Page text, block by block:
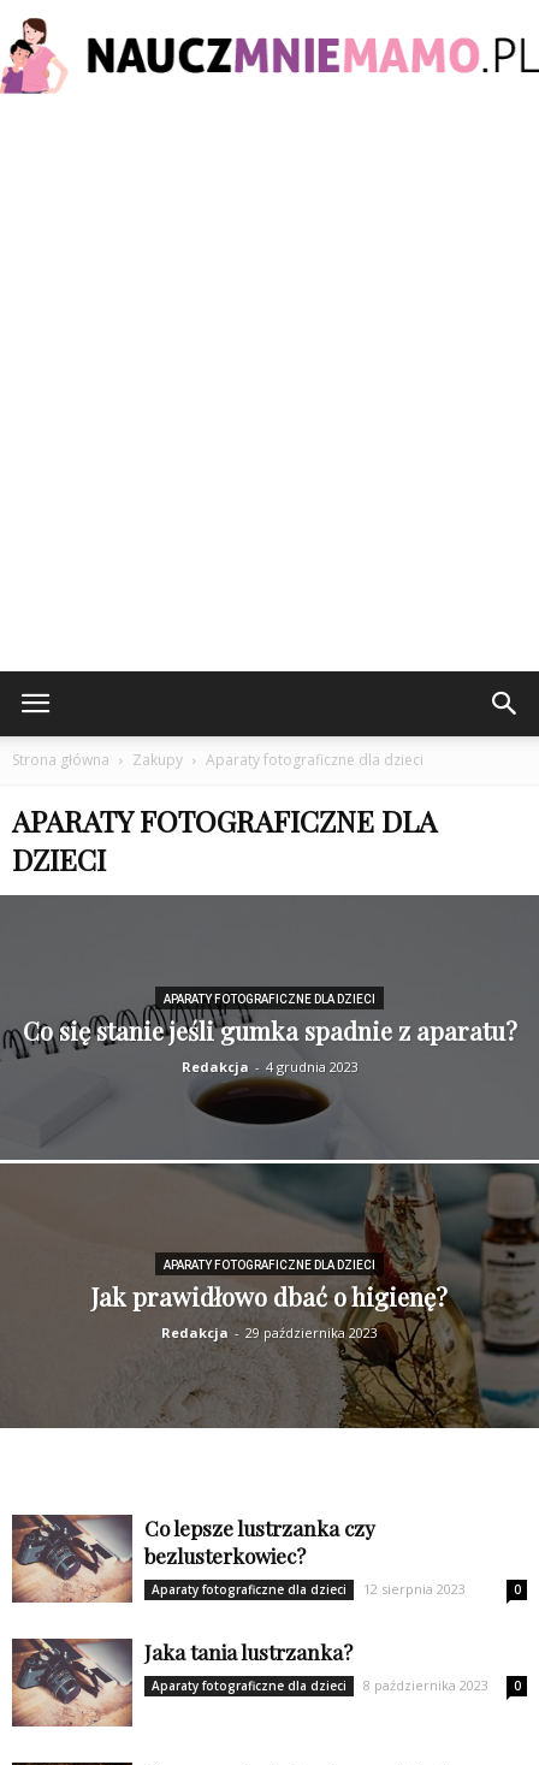
Strona główna Zakupy Aparaty fotograficzne dla dzieci
APARATY FOTOGRAFICZNE DLA
DZIECI
APARATY FOTOGRAFICZNE DLA DZIECI
Co się stanie jeśli gumka spadnie z aparatu?
Redakcja - 4 grudnia 2023
APARATY FOTOGRAFICZNE DLA DZIECI
Jak prawidłowo dbać o higienę?
Redakcja - 29 października 2023
Co lepsze lustrzanka czy
bezlusterkowiec?
Aparaty fotograficzne dla dzieci 12 sierpnia 2023 0
Jaka tania lustrzanka?
Aparaty fotograficzne dla dzieci 8 października 2023 0